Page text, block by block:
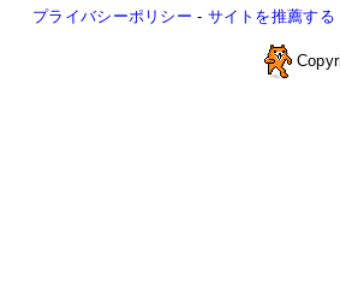
プライバシーポリシー - サイトを推薦する